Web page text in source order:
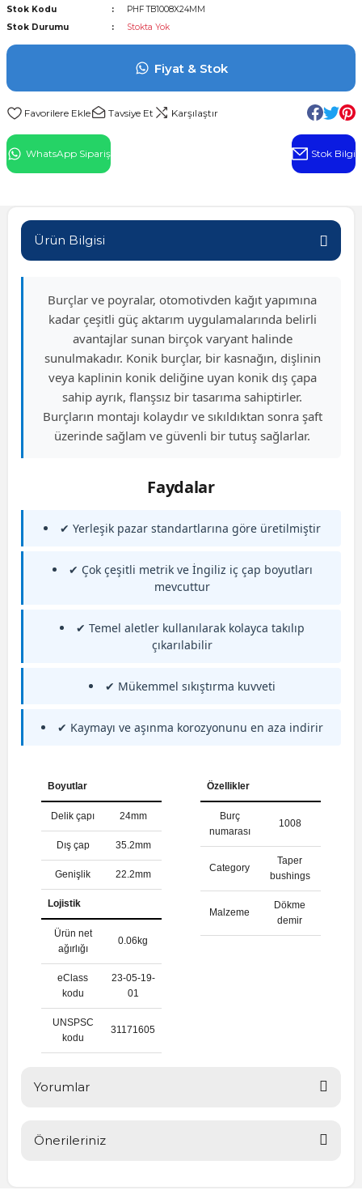
Rulman
Stok Kodu
PHF TB1008X24MM
Stok Durumu
Stokta Yok
Fiyat & Stok
Tavsiye Et Karşılaştır
WhatsApp Sipariş Stok Bilgi
Ürün Bilgisi
Burçlar ve poyralar, otomotivden kağıt yapımına
kadar çeşitli güç aktarım uygulamalarında belirli
avantajlar sunan birçok varyant halinde
sunulmakadır. Konik burçlar, bir kasnağın, dişlinin
veya kaplinin konik deliğine uyan konik dış çapa
sahip ayrık, flanşsız bir tasarıma sahiptirler.
Burçların montajı kolaydır ve sıkıldıktan sonra şaft
üzerinde sağlam ve güvenli bir tutuş sağlarlar.
Faydalar
✔ Yerleşik pazar standartlarına göre üretilmiştir
✔ Çok çeşitli metrik ve İngiliz iç çap boyutları
mevcuttur
✔ Temel aletler kullanılarak kolayca takılıp
çıkarılabilir
✔ Mükemmel sıkıştırma kuvveti
✔ Kaymayı ve aşınma korozyonunu en aza indirir
Boyutlar
Delik çapı 24mm
Dış çap 35.2mm
Genişlik 22.2mm
Lojistik
Ürün net
ağırlığı
0.06kg
eClass
kodu
23-05-19-
01
UNSPSC
kodu
31171605
Özellikler
Burç
numarası
1008
Category
Taper
bushings
Malzeme
Dökme
demir
Yorumlar
Önerileriniz